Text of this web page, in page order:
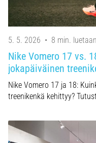
5. 5. 2026 • 8 min. luetaan
Nike Vomero 17 vs.
jokapäiväinen
Nike Vomero 17 ja 18:
treenikenkä kehittyy?